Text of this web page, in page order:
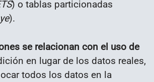
) o tablas particionadas
).
se relacionan con el uso de
en lugar de los datos reales,
todos los datos en la